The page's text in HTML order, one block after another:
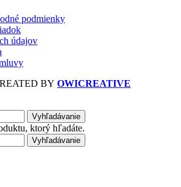
podmienky
údajov
BY OWICREATIVE
Vyhľadávanie
ktorý hľadáte.
Vyhľadávanie